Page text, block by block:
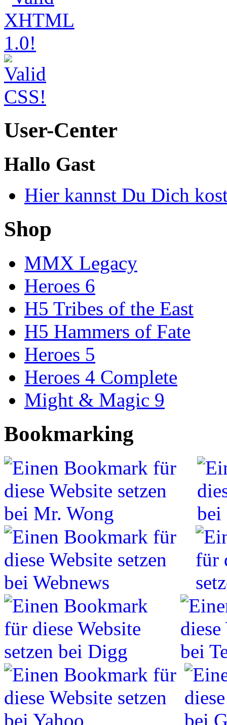
User-Center
Hallo Gast
Hier kannst Du Dich
Shop
MMX Legacy
Heroes 6
H5 Tribes of the East
H5 Hammers of Fate
Heroes 5
Heroes 4 Complete
Might & Magic 9
Bookmarking